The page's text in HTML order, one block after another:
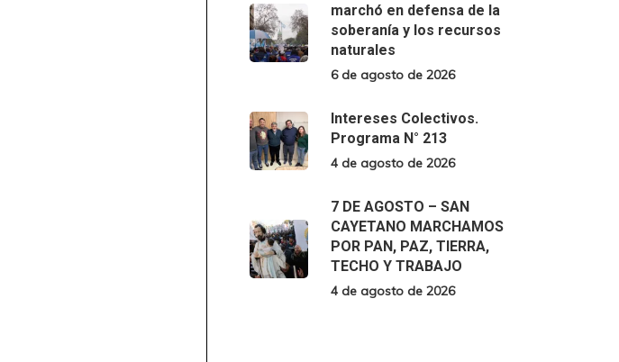
marchó en defensa de la
soberanía y los recursos
naturales
6 de agosto de 2026
Intereses Colectivos.
Programa N° 213
4 de agosto de 2026
7 DE AGOSTO – SAN
CAYETANO MARCHAMOS
POR PAN, PAZ, TIERRA,
TECHO Y TRABAJO
4 de agosto de 2026